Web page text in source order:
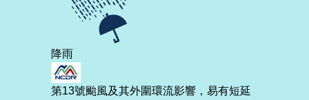
降雨
第13號颱風及其外圍環流影響，易有短延